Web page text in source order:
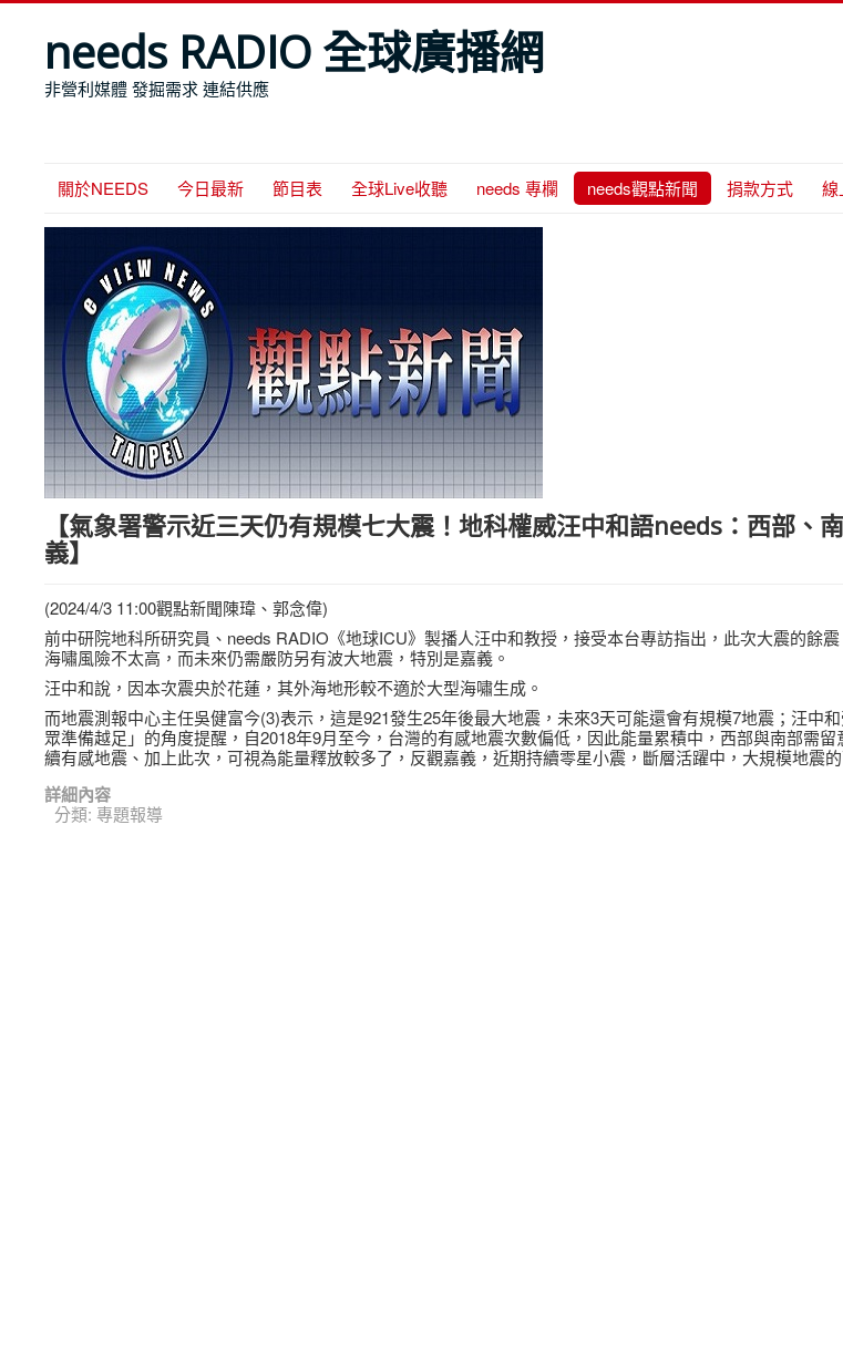
needs RADIO 全球廣播網
非營利媒體 發掘需求 連結供應
關於NEEDS 今日最新 節目表 全球Live收聽 needs 專欄 needs觀點新聞 捐款方式 線
【氣象署警示近三天仍有規模七大震！地科權威汪中和語needs：西部、
義】
(2024/4/3 11:00觀點新聞陳瑋、郭念偉)
前中研院地科所研究員、needs RADIO《地球ICU》製播人汪中和教授，接受本台專訪指出，此次大震的餘
海嘯風險不太高，而未來仍需嚴防另有波大地震，特別是嘉義。
汪中和說，因本次震央於花蓮，其外海地形較不適於大型海嘯生成。
而地震測報中心主任吳健富今(3)表示，這是921發生25年後最大地震，未來3天可能還會有規模7地震；汪中
眾準備越足」的角度提醒，自2018年9月至今，台灣的有感地震次數偏低，因此能量累積中，西部與南部需
續有感地震、加上此次，可視為能量釋放較多了，反觀嘉義，近期持續零星小震，斷層活躍中，大規模地震
詳細內容
分類: 專題報導